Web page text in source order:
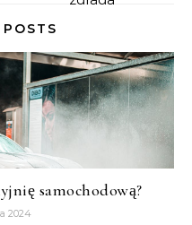
samochodową?
2024